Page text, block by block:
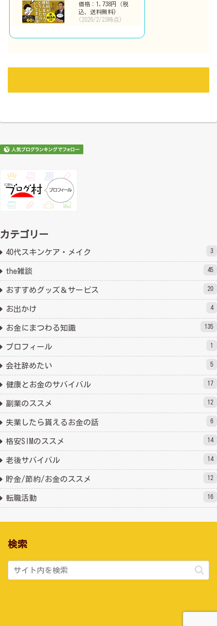
価格：1,738円（税
込、送料無料)
(2026/2/23時点)
カテゴリー
40代スキンケア・メイク 3
the雑談 45
おすすめグッズ＆サービス 20
お出かけ 4
お金にまつわる知識 135
プロフィール 1
会社辞めたい 5
健康とお金のサバイバル 17
副業のススメ 12
失業したら貰えるお金の話 6
格安SIMのススメ 14
老後サバイバル 14
貯金/節約/お金のススメ 12
転職活動 16
検索